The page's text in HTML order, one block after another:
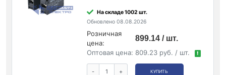
На складе 1002 шт.
Обновлено 08.08.2026
Розничная
цена:
899.14 / шт.
Оптовая цена: 809.23 руб. / шт. !
- + КУПИТЬ